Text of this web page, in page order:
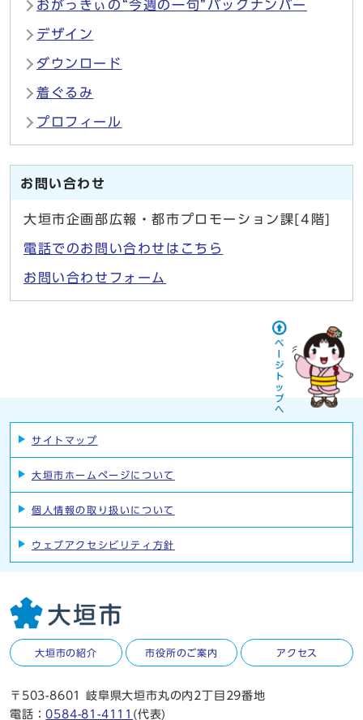
おがっきぃの“今週の一句”バックナンバー
デザイン
ダウンロード
着ぐるみ
プロフィール
お問い合わせ
大垣市企画部広報・都市プロモーション課[4階]
電話でのお問い合わせはこちら
お問い合わせフォーム
サイトマップ
大垣市ホームページについて
個人情報の取り扱いについて
ウェブアクセシビリティ方針
大垣市の紹介 市役所のご案内 アクセス
〒503-8601 岐阜県大垣市丸の内2丁目29番地
電話：0584-81-4111 (代表)